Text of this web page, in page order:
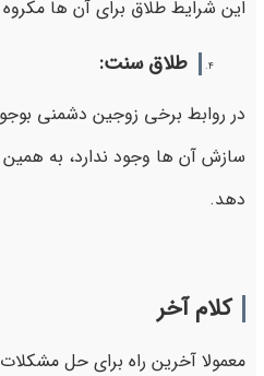
این شرایط طلاق برای آن ها
طلاق سنت:
در روابط برخی زوجین دشمنی
سازش آن ها وجود ندارد، به
دهد.
کلام آخر
معمولا آخرین راه برای حل